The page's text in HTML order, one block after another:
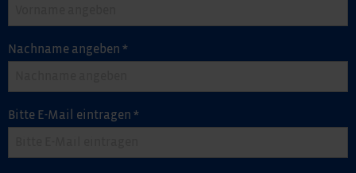
Nachname angeben *
Bitte E-Mail eintragen *